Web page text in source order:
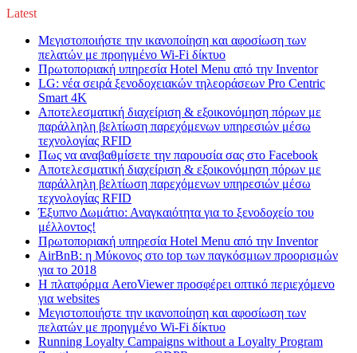
Latest
Μεγιστοποιήστε την ικανοποίηση και αφοσίωση των
πελατών με προηγμένο Wi-Fi δίκτυο
Πρωτοποριακή υπηρεσία Hotel Menu από την Inventor
LG: νέα σειρά ξενοδοχειακών τηλεοράσεων Pro Centric
Smart 4K
Αποτελεσματική διαχείριση & εξοικονόμηση πόρων με
παράλληλη βελτίωση παρεχόμενων υπηρεσιών μέσω
τεχνολογίας RFID
Πως να αναβαθμίσετε την παρουσία σας στο Facebook
Αποτελεσματική διαχείριση & εξοικονόμηση πόρων με
παράλληλη βελτίωση παρεχόμενων υπηρεσιών μέσω
τεχνολογίας RFID
Έξυπνο Δωμάτιο: Αναγκαιότητα για το ξενοδοχείο του
μέλλοντος!
Πρωτοποριακή υπηρεσία Hotel Menu από την Inventor
AirBnB: η Μύκονος στο top των παγκόσμιων προορισμών
για το 2018
Η πλατφόρμα AeroViewer προσφέρει οπτικό περιεχόμενο
για websites
Μεγιστοποιήστε την ικανοποίηση και αφοσίωση των
πελατών με προηγμένο Wi-Fi δίκτυο
Running Loyalty Campaigns without a Loyalty Program